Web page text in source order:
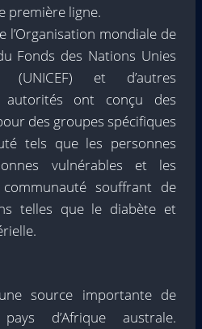
première ligne.
l’Organisation mondiale de
Fonds des Nations Unies
(UNICEF) et d’autres
autorités ont conçu des
des groupes spécifiques
tels que les personnes
vulnérables et les
souffrant de
telles que le diabète et
source importante de
d’Afrique australe.